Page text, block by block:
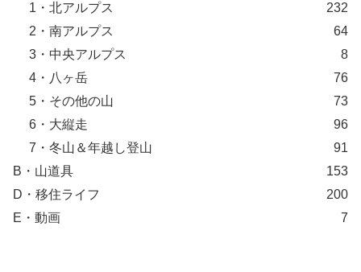
1・北アルプス
232
2・南アルプス
64
3・中央アルプス
8
4・八ヶ岳
76
5・その他の山
73
6・大縦走
96
7・冬山＆年越し登山
91
B・山道具
153
D・移住ライフ
200
E・動画
7